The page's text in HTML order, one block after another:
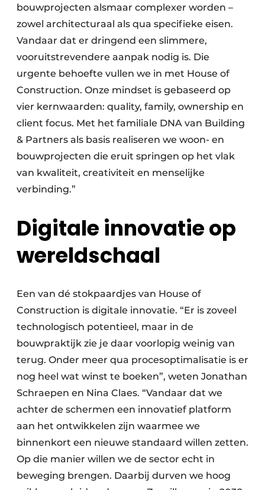
bouwprojecten alsmaar complexer worden –
zowel architecturaal als qua specifieke eisen.
Vandaar dat er dringend een slimmere,
vooruitstrevendere aanpak nodig is. Die
urgente behoefte vullen we in met House of
Construction. Onze mindset is gebaseerd op
vier kernwaarden: quality, family, ownership en
client focus. Met het familiale DNA van Building
& Partners als basis realiseren we woon- en
bouwprojecten die eruit springen op het vlak
van kwaliteit, creativiteit en menselijke
verbinding.”
Digitale innovatie op
wereldschaal
Een van dé stokpaardjes van House of
Construction is digitale innovatie. “Er is zoveel
technologisch potentieel, maar in de
bouwpraktijk zie je daar voorlopig weinig van
terug. Onder meer qua procesoptimalisatie is er
nog heel wat winst te boeken”, weten Jonathan
Schraepen en Nina Claes. “Vandaar dat we
achter de schermen een innovatief platform
aan het ontwikkelen zijn waarmee we
binnenkort een nieuwe standaard willen zetten.
Op die manier willen we de sector echt in
beweging brengen. Daarbij durven we hoog